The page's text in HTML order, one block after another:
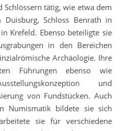
Schlössern tätig, wie etwa dem
Duisburg, Schloss Benrath in
Krefeld. Ebenso beteiligte sie
in den Bereichen
Archäologie. Ihre
Führungen ebenso wie
und
von Fundstücken. Auch
Numismatik bildete sie sich
sie für verschiedene